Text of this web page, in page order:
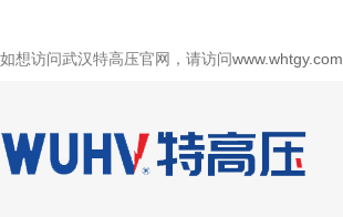
如想访问武汉特高压官网，请访问www.whtgy.com